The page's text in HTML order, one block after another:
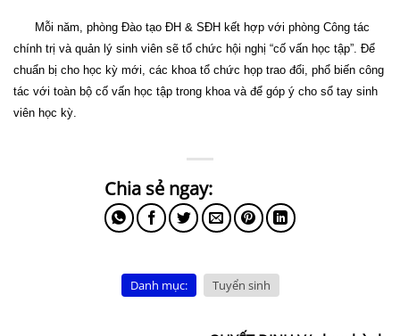
Mỗi năm, phòng Đào tạo ĐH & SĐH kết hợp với phòng Công tác
c hính trị và quản lý sinh viên sẽ tổ chức hội nghị “cố vấn học tập”. Để
chuẩn bị cho học kỳ mới các khoa tổ chức họp trao đổi, phổ biến công
tác với toàn bộ cố vấn học tập trong khoa và để góp ý cho sổ tay sinh
viên học kỳ.
Danh mục: Tuyển sinh